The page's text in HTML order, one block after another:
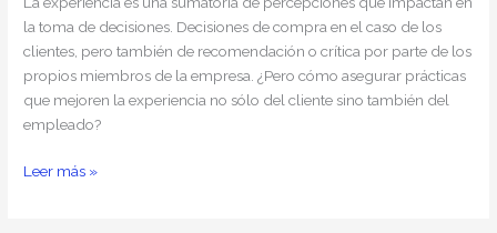
la toma de decisiones. Decisiones de compra en el caso de los
clientes, pero también de recomendación o crítica por parte de los
propios miembros de la empresa. ¿Pero cómo asegurar prácticas
que mejoren la experiencia no sólo del cliente sino también del
empleado?
Leer más »